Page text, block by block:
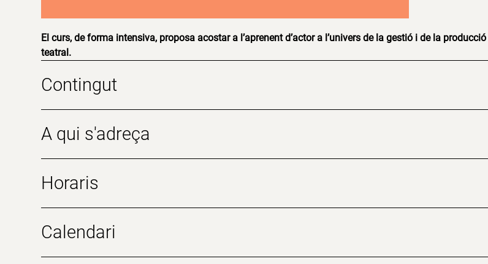
El curs, de forma intensiva, proposa acostar a l’aprenent d’actor a l’univers de la gestió i de la producció
teatral.
Contingut
A qui s'adreça
Horaris
Calendari